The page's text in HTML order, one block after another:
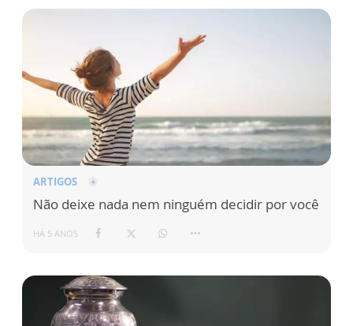
ARTIGOS
Não deixe nada nem ninguém decidir por você
HÁ 5 ANOS